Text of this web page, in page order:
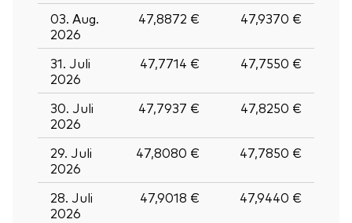
03. Aug.
2026
47,8872 € 47,9370 €
31. Juli
2026
47,7714 € 47,7550 €
30. Juli
2026
47,7937 € 47,8250 €
29. Juli
2026
47,8080 € 47,7850 €
28. Juli
2026
47,9018 € 47,9440 €